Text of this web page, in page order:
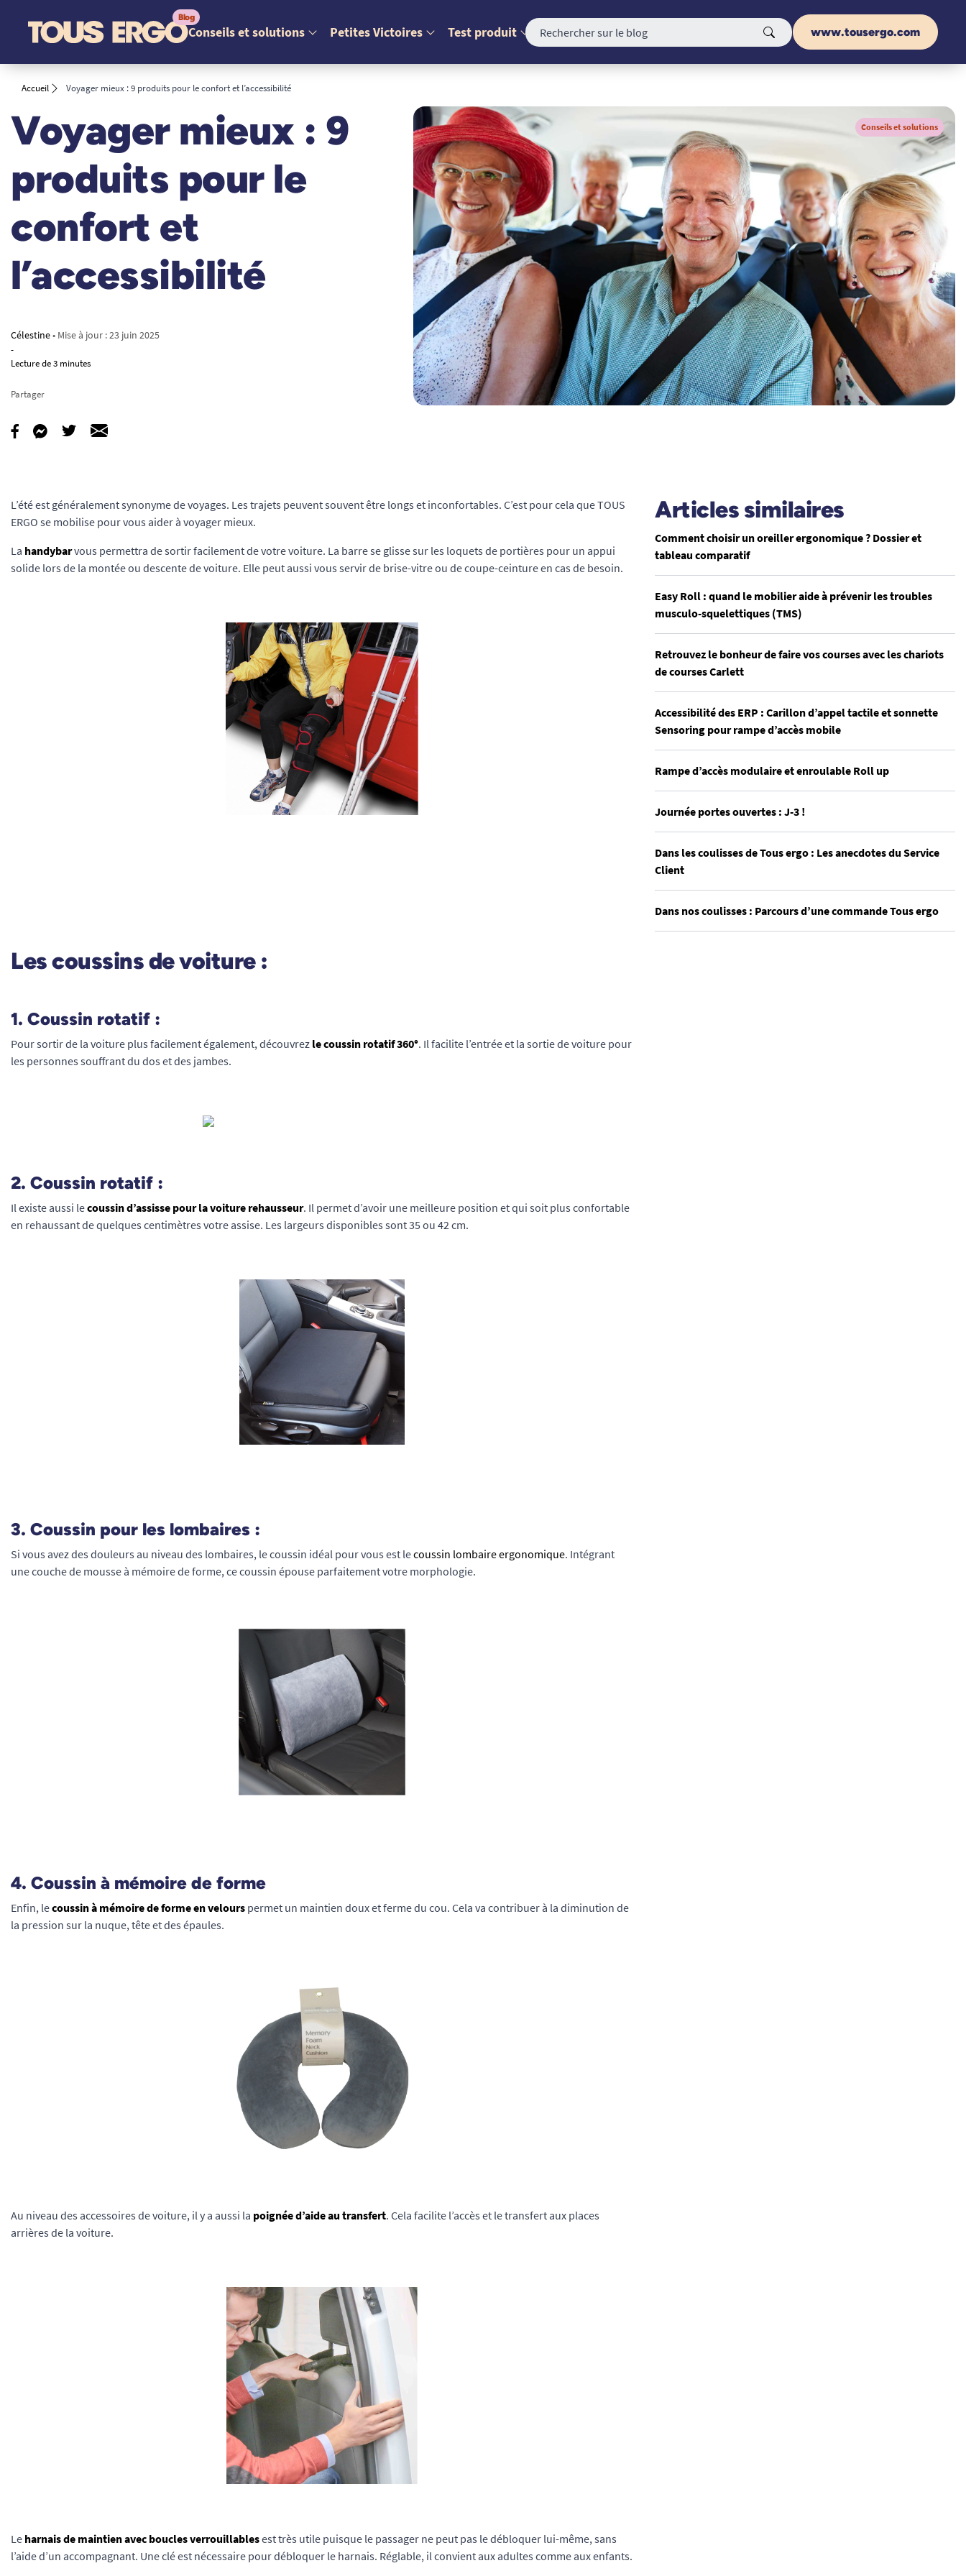
Conseils et solutions Petites Victoires Test produit www.tousergo.com
Accueil Voyager mieux : 9 produits pour le confort et l’accessibilité
Voyager mieux : 9
produits pour le
confort et
l’accessibilité
Célestine• Mise à jour :23 juin 2025
-
Lecture de 3 minutes
Partager
Conseils et solutions
L’été est généralement synonyme de voyages. Les trajets peuvent souvent être longs et inconfortables. C’est pour cela que TOUS
ERGO se mobilise pour vous aider à voyager mieux.
La handybarvous permettra de sortir facilement de votre voiture. La barre se glisse sur les loquets de portières pour un appui
solide lors de la montée ou descente de voiture. Elle peut aussi vous servir de brise-vitre ou de coupe-ceinture en cas de besoin.
Les coussins de voiture :
1. Coussin rotatif :
Pour sortir de la voiture plus facilement également, découvrez le coussin rotatif 360°. Il facilite l’entrée et la sortie de voiture pour
les personnes souffrant du dos et des jambes.
2. Coussin rotatif :
Il existe aussi lecoussin d’assisse pour la voiture rehausseur. Il permet d’avoir une meilleure position et qui soit plus confortable
en rehaussant de quelques centimètres votre assise. Les largeurs disponibles sont 35 ou 42 cm.
3. Coussin pour les lombaires :
Si vous avez des douleurs au niveau des lombaires, le coussin idéal pour vous est lecoussin lombaire ergonomique. Intégrant
une couche de mousse à mémoire de forme, ce coussin épouse parfaitement votre morphologie.
4. Coussin à mémoire de forme
Enfin, lecoussin à mémoire de forme en velours permet un maintien doux et ferme du cou. Cela va contribuer à la diminution de
la pression sur la nuque, tête et des épaules.
Au niveau des accessoires de voiture, il y a aussi la poignée d’aide au transfert. Cela facilite l’accès et le transfert aux places
arrières de la voiture.
Le harnais de maintien avec boucles verrouillablesest très utile puisque le passager ne peut pas le débloquer lui-même, sans
l’aide d’un accompagnant. Une clé est nécessaire pour débloquer le harnais. Réglable, il convient aux adultes comme aux enfants.
Articles similaires
Comment choisir un oreiller ergonomique ? Dossier et
tableau comparatif
Easy Roll : quand le mobilier aide à prévenir les troubles
musculo-squelettiques (TMS)
Retrouvez le bonheur de faire vos courses avec les chariots
de courses Carlett
Accessibilité des ERP : Carillon d’appel tactile et sonnette
Sensoring pour rampe d’accès mobile
Rampe d’accès modulaire et enroulable Roll up
Journée portes ouvertes : J-3 !
Dans les coulisses de Tous ergo : Les anecdotes du Service
Client
Dans nos coulisses : Parcours d’une commande Tous ergo